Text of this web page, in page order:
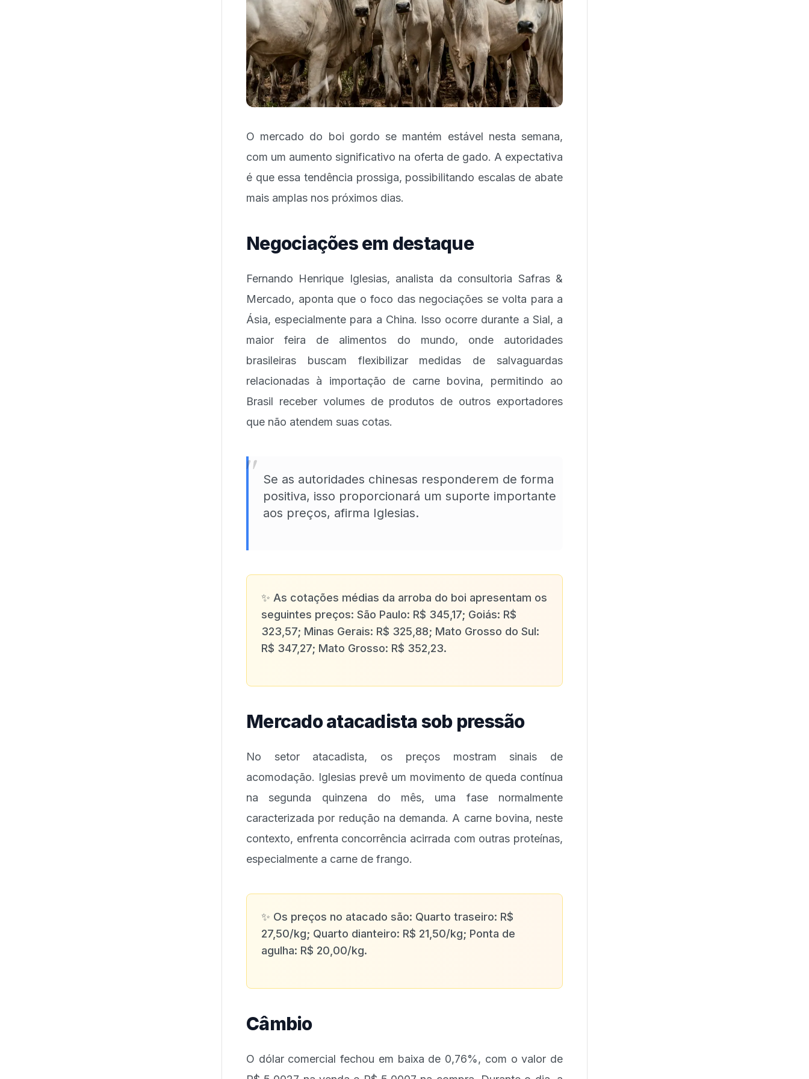
O mercado do boi gordo se mantém estável nesta semana,
com um aumento significativo na oferta de gado. A expectativa
é que essa tendência prossiga, possibilitando escalas de abate
mais amplas nos próximos dias.
Negociações em destaque
Fernando Henrique Iglesias, analista da consultoria Safras &
Mercado, aponta que o foco das negociações se volta para a
Ásia, especialmente para a China. Isso ocorre durante a Sial, a
maior feira de alimentos do mundo, onde autoridades
brasileiras buscam flexibilizar medidas de salvaguardas
relacionadas à importação de carne bovina, permitindo ao
Brasil receber volumes de produtos de outros exportadores
que não atendem suas cotas.
" Se as autoridades chinesas responderem de forma
positiva, isso proporcionará um suporte importante
aos preços, afirma Iglesias.
✨ As cotações médias da arroba do boi apresentam os
seguintes preços: São Paulo: R$ 345,17; Goiás: R$
323,57; Minas Gerais: R$ 325,88; Mato Grosso do Sul:
R$ 347,27; Mato Grosso: R$ 352,23.
Mercado atacadista sob pressão
No setor atacadista, os preços mostram sinais de
acomodação. Iglesias prevê um movimento de queda contínua
na segunda quinzena do mês, uma fase normalmente
caracterizada por redução na demanda. A carne bovina, neste
contexto, enfrenta concorrência acirrada com outras proteínas,
especialmente a carne de frango.
✨ Os preços no atacado são: Quarto traseiro: R$
27,50/kg; Quarto dianteiro: R$ 21,50/kg; Ponta de
agulha: R$ 20,00/kg.
Câmbio
O dólar comercial fechou em baixa de 0,76%, com o valor de